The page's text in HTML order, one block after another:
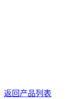
返回产品列表